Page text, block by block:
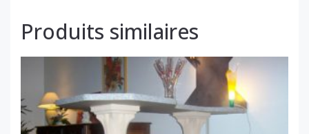
Produits similaires